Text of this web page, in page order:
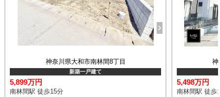
神奈川県大和市南林間8丁目
新築一戸建て
5,899万円
南林間駅 徒歩15分
神
5,498万円
南林間駅 徒歩